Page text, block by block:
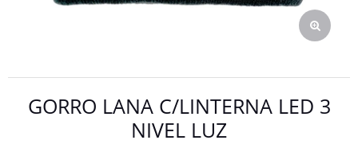
GORRO LANA C/LINTERNA LED 3
NIVEL LUZ